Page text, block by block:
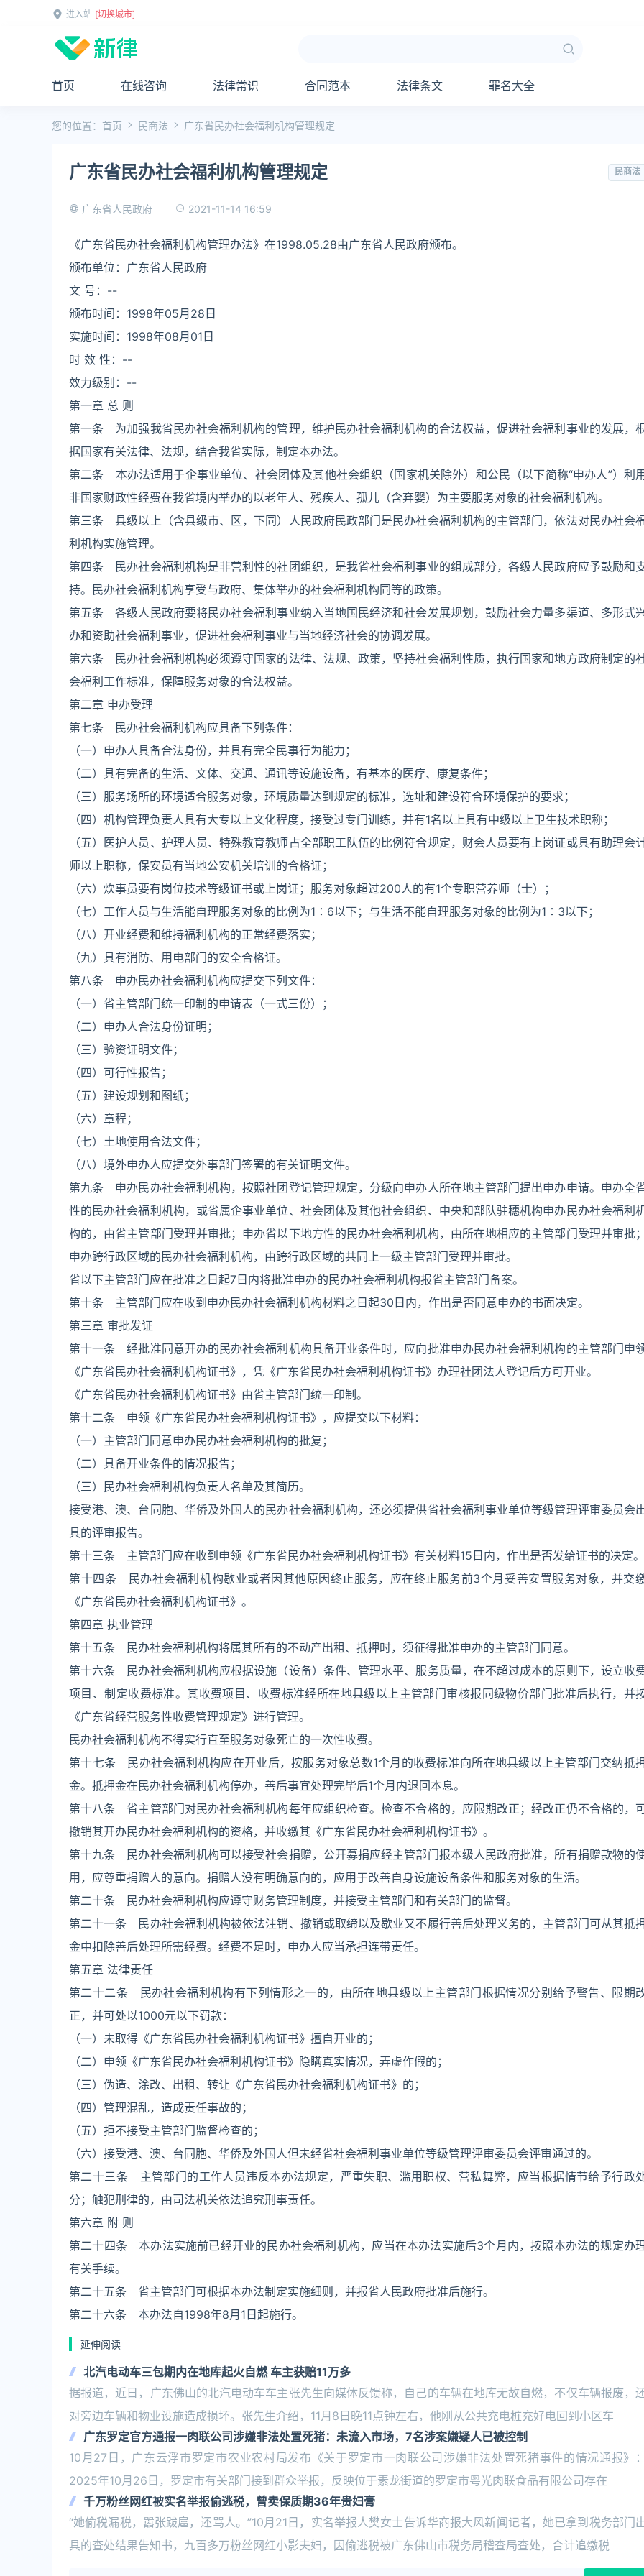
进入站 [切换城市]
首页 在线咨询 法律常识 合同范本 法律条文 罪名大全
您的位置： 首页 民商法 广东省民办社会福利机构管理规定
广东省民办社会福利机构管理规定 民商法
广东省人民政府 2021-11-14 16:59
《广东省民办社会福利机构管理办法》在1998.05.28由广东省人民政府颁布。
颁布单位：广东省人民政府
文 号：--
颁布时间：1998年05月28日
实施时间：1998年08月01日
时 效 性：--
效力级别：--
第一章 总 则
第一条 为加强我省民办社会福利机构的管理，维护民办社会福利机构的合法权益，促进社会福利事业的发展，
据国家有关法律、法规，结合我省实际，制定本办法。
第二条 本办法适用于企事业单位、社会团体及其他社会组织（国家机关除外）和公民（以下简称“申办人”）利
非国家财政性经费在我省境内举办的以老年人、残疾人、孤儿（含弃婴）为主要服务对象的社会福利机构。
第三条 县级以上（含县级市、区，下同）人民政府民政部门是民办社会福利机构的主管部门，依法对民办社会
利机构实施管理。
第四条 民办社会福利机构是非营利性的社团组织，是我省社会福利事业的组成部分，各级人民政府应予鼓励和
持。民办社会福利机构享受与政府、集体举办的社会福利机构同等的政策。
第五条 各级人民政府要将民办社会福利事业纳入当地国民经济和社会发展规划，鼓励社会力量多渠道、多形式
办和资助社会福利事业，促进社会福利事业与当地经济社会的协调发展。
第六条 民办社会福利机构必须遵守国家的法律、法规、政策，坚持社会福利性质，执行国家和地方政府制定的
会福利工作标准，保障服务对象的合法权益。
第二章 申办受理
第七条 民办社会福利机构应具备下列条件：
（一）申办人具备合法身份，并具有完全民事行为能力；
（二）具有完备的生活、文体、交通、通讯等设施设备，有基本的医疗、康复条件；
（三）服务场所的环境适合服务对象，环境质量达到规定的标准，选址和建设符合环境保护的要求；
（四）机构管理负责人具有大专以上文化程度，接受过专门训练，并有1名以上具有中级以上卫生技术职称；
（五）医护人员、护理人员、特殊教育教师占全部职工队伍的比例符合规定，财会人员要有上岗证或具有助理会
师以上职称，保安员有当地公安机关培训的合格证；
（六）炊事员要有岗位技术等级证书或上岗证；服务对象超过200人的有1个专职营养师（士）；
（七）工作人员与生活能自理服务对象的比例为1∶6以下；与生活不能自理服务对象的比例为1∶3以下；
（八）开业经费和维持福利机构的正常经费落实；
（九）具有消防、用电部门的安全合格证。
第八条 申办民办社会福利机构应提交下列文件：
（一）省主管部门统一印制的申请表（一式三份）；
（二）申办人合法身份证明；
（三）验资证明文件；
（四）可行性报告；
（五）建设规划和图纸；
（六）章程；
（七）土地使用合法文件；
（八）境外申办人应提交外事部门签署的有关证明文件。
第九条 申办民办社会福利机构，按照社团登记管理规定，分级向申办人所在地主管部门提出申办申请。申办全
性的民办社会福利机构，或省属企事业单位、社会团体及其他社会组织、中央和部队驻穗机构申办民办社会福利
构的，由省主管部门受理并审批；申办省以下地方性的民办社会福利机构，由所在地相应的主管部门受理并审批
申办跨行政区域的民办社会福利机构，由跨行政区域的共同上一级主管部门受理并审批。
省以下主管部门应在批准之日起7日内将批准申办的民办社会福利机构报省主管部门备案。
第十条 主管部门应在收到申办民办社会福利机构材料之日起30日内，作出是否同意申办的书面决定。
第三章 审批发证
第十一条 经批准同意开办的民办社会福利机构具备开业条件时，应向批准申办民办社会福利机构的主管部门申
《广东省民办社会福利机构证书》，凭《广东省民办社会福利机构证书》办理社团法人登记后方可开业。
《广东省民办社会福利机构证书》由省主管部门统一印制。
第十二条 申领《广东省民办社会福利机构证书》，应提交以下材料：
（一）主管部门同意申办民办社会福利机构的批复；
（二）具备开业条件的情况报告；
（三）民办社会福利机构负责人名单及其简历。
接受港、澳、台同胞、华侨及外国人的民办社会福利机构，还必须提供省社会福利事业单位等级管理评审委员会
具的评审报告。
第十三条 主管部门应在收到申领《广东省民办社会福利机构证书》有关材料15日内，作出是否发给证书的决定。
第十四条 民办社会福利机构歇业或者因其他原因终止服务，应在终止服务前3个月妥善安置服务对象，并交
《广东省民办社会福利机构证书》。
第四章 执业管理
第十五条 民办社会福利机构将属其所有的不动产出租、抵押时，须征得批准申办的主管部门同意。
第十六条 民办社会福利机构应根据设施（设备）条件、管理水平、服务质量，在不超过成本的原则下，设立收
项目、制定收费标准。其收费项目、收费标准经所在地县级以上主管部门审核报同级物价部门批准后执行，并
《广东省经营服务性收费管理规定》进行管理。
民办社会福利机构不得实行直至服务对象死亡的一次性收费。
第十七条 民办社会福利机构应在开业后，按服务对象总数1个月的收费标准向所在地县级以上主管部门交纳抵
金。抵押金在民办社会福利机构停办，善后事宜处理完毕后1个月内退回本息。
第十八条 省主管部门对民办社会福利机构每年应组织检查。检查不合格的，应限期改正；经改正仍不合格的，
撤销其开办民办社会福利机构的资格，并收缴其《广东省民办社会福利机构证书》。
第十九条 民办社会福利机构可以接受社会捐赠，公开募捐应经主管部门报本级人民政府批准，所有捐赠款物的
用，应尊重捐赠人的意向。捐赠人没有明确意向的，应用于改善自身设施设备条件和服务对象的生活。
第二十条 民办社会福利机构应遵守财务管理制度，并接受主管部门和有关部门的监督。
第二十一条 民办社会福利机构被依法注销、撤销或取缔以及歇业又不履行善后处理义务的，主管部门可从其抵
金中扣除善后处理所需经费。经费不足时，申办人应当承担连带责任。
第五章 法律责任
第二十二条 民办社会福利机构有下列情形之一的，由所在地县级以上主管部门根据情况分别给予警告、限期
正，并可处以1000元以下罚款：
（一）未取得《广东省民办社会福利机构证书》擅自开业的；
（二）申领《广东省民办社会福利机构证书》隐瞒真实情况，弄虚作假的；
（三）伪造、涂改、出租、转让《广东省民办社会福利机构证书》的；
（四）管理混乱，造成责任事故的；
（五）拒不接受主管部门监督检查的；
（六）接受港、澳、台同胞、华侨及外国人但未经省社会福利事业单位等级管理评审委员会评审通过的。
第二十三条 主管部门的工作人员违反本办法规定，严重失职、滥用职权、营私舞弊，应当根据情节给予行政
分；触犯刑律的，由司法机关依法追究刑事责任。
第六章 附 则
第二十四条 本办法实施前已经开业的民办社会福利机构，应当在本办法实施后3个月内，按照本办法的规定办
有关手续。
第二十五条 省主管部门可根据本办法制定实施细则，并报省人民政府批准后施行。
第二十六条 本办法自1998年8月1日起施行。
延伸阅读
北汽电动车三包期内在地库起火自燃 车主获赔11万多
据报道，近日，广东佛山的北汽电动车车主张先生向媒体反馈称，自己的车辆在地库无故自燃，不仅车辆报废，
对旁边车辆和物业设施造成损坏。张先生介绍，11月8日晚11点钟左右，他刚从公共充电桩充好电回到小区车
广东罗定官方通报一肉联公司涉嫌非法处置死猪：未流入市场，7名涉案嫌疑人已被控制
10月27日，广东云浮市罗定市农业农村局发布《关于罗定市一肉联公司涉嫌非法处置死猪事件的情况通报》
2025年10月26日，罗定市有关部门接到群众举报，反映位于素龙街道的罗定市粤光肉联食品有限公司存在
千万粉丝网红被实名举报偷逃税，曾卖保质期36年贵妇膏
“她偷税漏税，嚣张跋扈，还骂人。”10月21日，实名举报人樊女士告诉华商报大风新闻记者，她已拿到税务部门
具的查处结果告知书，九百多万粉丝网红小影夫妇，因偷逃税被广东佛山市税务局稽查局查处，合计追缴税